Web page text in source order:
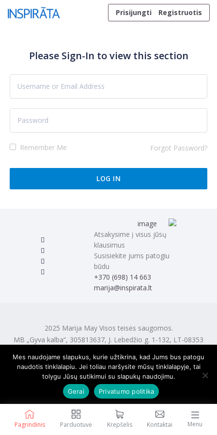
Skip to content
Prisijungti
Registruotis
Pagrindinis Parduotuvė Krepšelis Kontaktai Menu
Please Sign-In to view this section
Remember Me Forgot Password?
Atsakysime į visus jūsų
klausimus
Susisiekite jums patogiu
būdu
‭+370 (698) 14 663
marija@inspirata.lt
2025 Marija May Visos teisės saugomos.
MB „Gyva kalba“, 305813637, J. Lebedžio g. 1-132, LT-08353
Mes naudojame slapukus, kurie užtikrina, kad Jums bus patogu
naudotis tinklalapiu. Jei toliau naršysite mūsų tinklalapyje, tai
tolygu Jūsų sutikimui su slapukų naudojimu.
Gerai
Privatumo politika